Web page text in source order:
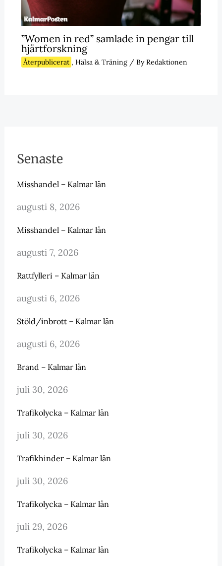
”Women in red” samlade in pengar till
hjärtforskning
Återpublicerat , Hälsa & Träning/ ByRedaktionen
Senaste
Misshandel – Kalmar län
augusti 8, 2026
Misshandel – Kalmar län
augusti 7, 2026
Rattfylleri – Kalmar län
augusti 6, 2026
Stöld/inbrott – Kalmar län
augusti 6, 2026
Brand – Kalmar län
juli 30, 2026
Trafikolycka – Kalmar län
juli 30, 2026
Trafikhinder – Kalmar län
juli 30, 2026
Trafikolycka – Kalmar län
juli 29, 2026
Trafikolycka – Kalmar län